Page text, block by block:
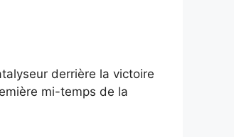
derrière la victoire
mi-temps de la